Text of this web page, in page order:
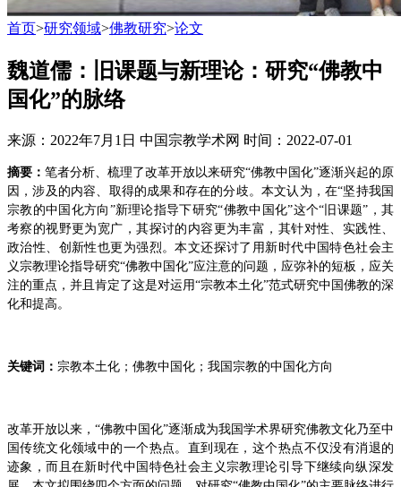
首页>研究领域>佛教研究>论文
魏道儒：旧课题与新理论：研究“佛教中
国化”的脉络
来源：2022年7月1日 中国宗教学术网 时间：2022-07-01
摘要： 笔者分析、梳理了改革开放以来研究“佛教中国化”逐渐兴起的原
因，涉及的内容、取得的成果和存在的分歧。本文认为，在“坚持我国
宗教的中国化方向”新理论指导下研究“佛教中国化”这个“旧课题”，其
考察的视野更为宽广，其探讨的内容更为丰富，其针对性、实践性、
政治性、创新性也更为强烈。本文还探讨了用新时代中国特色社会主
义宗教理论指导研究“佛教中国化”应注意的问题，应弥补的短板，应关
注的重点，并且肯定了这是对运用“宗教本土化”范式研究中国佛教的深
化和提高。
关键词： 宗教本土化；佛教中国化；我国宗教的中国化方向
改革开放以来，“佛教中国化”逐渐成为我国学术界研究佛教文化乃至中
国传统文化领域中的一个热点。直到现在，这个热点不仅没有消退的
迹象，而且在新时代中国特色社会主义宗教理论引导下继续向纵深发